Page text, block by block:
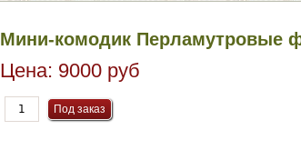
Мини-комодик Перламутровые
Цена: 9000 руб